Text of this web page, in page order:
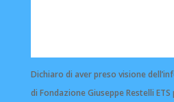
Dichiaro di aver preso visione
di Fondazione Giuseppe Restelli